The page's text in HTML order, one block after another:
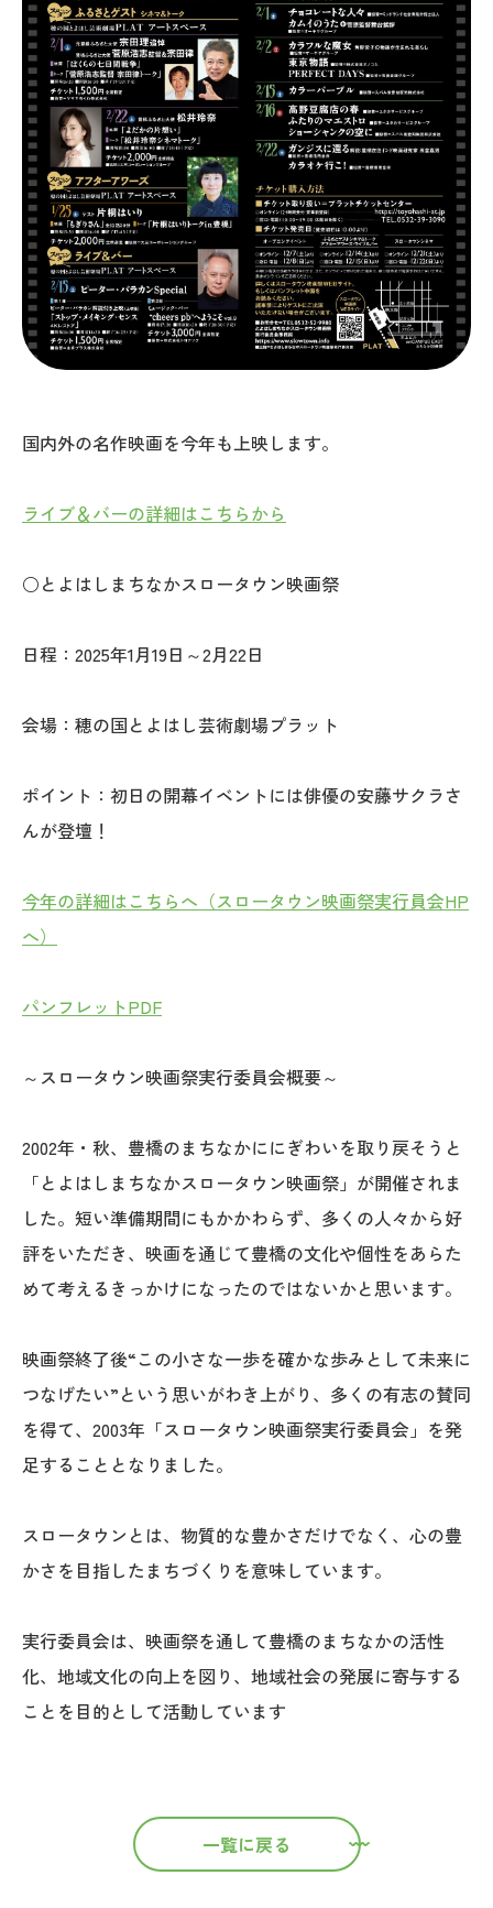
国内外の名作映画を今年も上映します。
ライブ＆バーの詳細はこちらから
○とよはしまちなかスロータウン映画祭
日程：2025年1月19日～2月22日
会場：穂の国とよはし芸術劇場プラット
ポイント：初日の開幕イベントには俳優の安藤サクラさ
んが登壇！
今年の詳細はこちらへ（スロータウン映画祭実行員会HP
へ）
パンフレットPDF
～スロータウン映画祭実行委員会概要～
2002年・秋、豊橋のまちなかににぎわいを取り戻そうと
「とよはしまちなかスロータウン映画祭」が開催されま
した。短い準備期間にもかかわらず、多くの人々から好
評をいただき、映画を通じて豊橋の文化や個性をあらた
めて考えるきっかけになったのではないかと思います。
映画祭終了後“この小さな一歩を確かな歩みとして未来に
つなげたい”という思いがわき上がり、多くの有志の賛同
を得て、2003年「スロータウン映画祭実行委員会」を発
足することとなりました。
スロータウンとは、物質的な豊かさだけでなく、心の豊
かさを目指したまちづくりを意味しています。
実行委員会は、映画祭を通して豊橋のまちなかの活性
化、地域文化の向上を図り、地域社会の発展に寄与する
ことを目的として活動しています
一覧に戻る